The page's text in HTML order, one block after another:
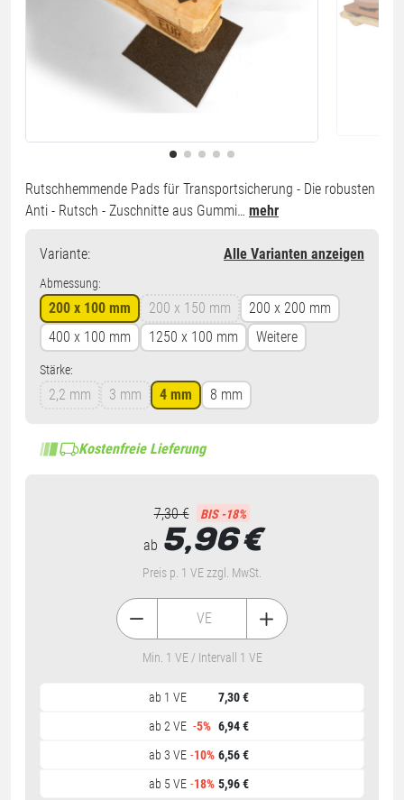
Rutschhemmende Pads für Transportsicherung - Die robusten
Anti - Rutsch - Zuschnitte aus Gummi… mehr
Variante: Alle Varianten anzeigen
Abmessung:
200 x 100 mm 200 x 150 mm
200 x 200 mm
400 x 100 mm
1250 x 100 mm Weitere
Stärke:
2,2 mm 3 mm 4 mm 8 mm
Kostenfreie Lieferung
7,30 € BIS -18%
ab 5,96€
Preis p. 1 VE zzgl. MwSt.
ab 1 VE
7,30 €
ab 2 VE -5% 6,94 €
ab 3 VE -10% 6,56 €
ab 5 VE -18% 5,96 €
VE
Min. 1 VE / Intervall 1 VE